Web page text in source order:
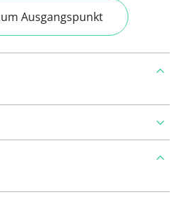
Ausgangspunkt